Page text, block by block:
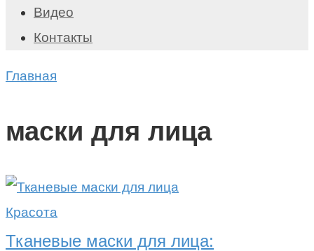
Видео
Контакты
Главная
маски для лица
Красота
Тканевые маски для лица: